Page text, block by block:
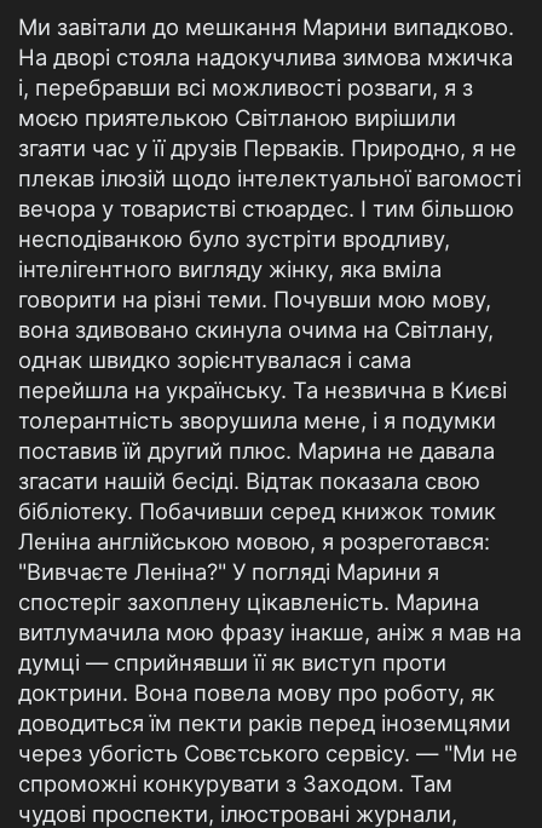
Ми завітали до мешкання Марини випадково.
На дворі стояла надокучлива зимова мжичка
і, перебравши всі можливості розваги, я з
моєю приятелькою Світланою вирішили
згаяти час у її друзів Перваків. Природно, я не
плекав ілюзій щодо інтелектуальної вагомості
вечора у товаристві стюардес. І тим більшою
несподіванкою було зустріти вродливу,
інтелігентного вигляду жінку, яка вміла
говорити на різні теми. Почувши мою мову,
вона здивовано скинула очима на Світлану,
однак швидко зорієнтувалася і сама
перейшла на українську. Та незвична в Києві
толерантність зворушила мене, і я подумки
поставив їй другий плюс. Марина не давала
згасати нашій бесіді. Відтак показала свою
бібліотеку. Побачивши серед книжок томик
Леніна англійською мовою, я розреготався:
"Вивчаєте Леніна?" У погляді Марини я
спостеріг захоплену цікавленість. Марина
витлумачила мою фразу інакше, аніж я мав на
думці — сприйнявши її як виступ проти
доктрини. Вона повела мову про роботу, як
доводиться їм пекти раків перед іноземцями
через убогість Совєтського сервісу. — "Ми не
спроможні конкурувати з Заходом. Там
чудові проспекти, ілюстровані журнали,